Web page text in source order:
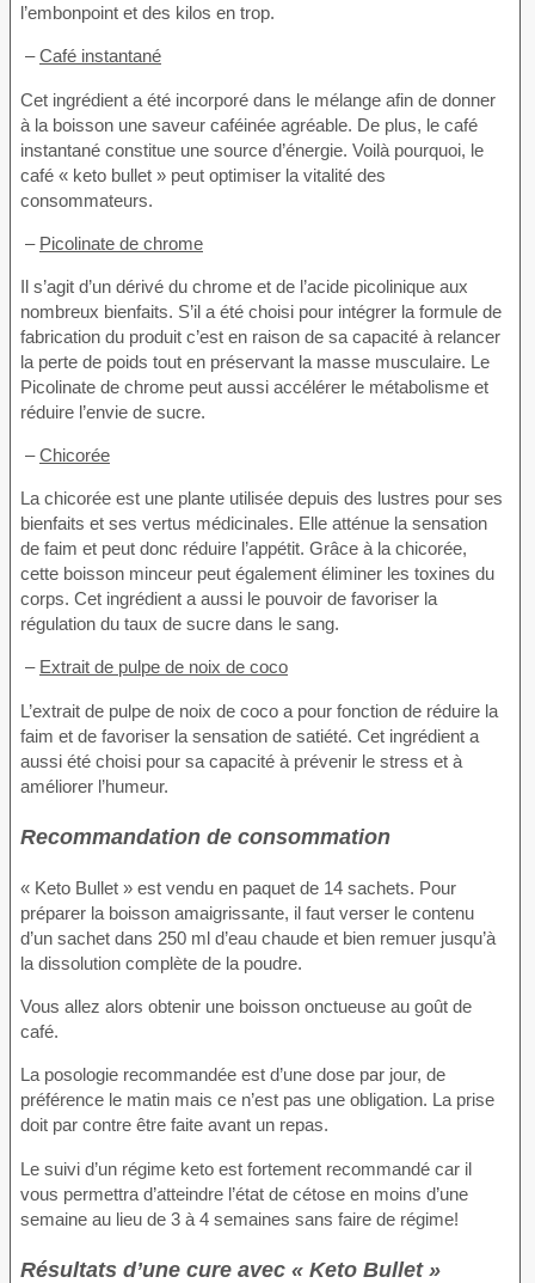
l’embonpoint et des kilos en trop.
–Café instantané
Cet ingrédient a été incorporé dans le mélange afin de donner
à la boisson une saveur caféinée agréable. De plus, le café
instantané constitue une source d’énergie. Voilà pourquoi, le
café « keto bullet » peut optimiser la vitalité des
consommateurs.
– Picolinate de chrome
Il s’agit d’un dérivé du chrome et de l’acide picolinique aux
nombreux bienfaits. S’il a été choisi pour intégrer la formule de
fabrication du produit c’est en raison de sa capacité à relancer
la perte de poids tout en préservant la masse musculaire. Le
Picolinate de chrome peut aussi accélérer le métabolisme et
réduire l’envie de sucre.
–Chicorée
La chicorée est une plante utilisée depuis des lustres pour ses
bienfaits et ses vertus médicinales. Elle atténue la sensation
de faim et peut donc réduire l’appétit. Grâce à la chicorée,
cette boisson minceur peut également éliminer les toxines du
corps. Cet ingrédient a aussi le pouvoir de favoriser la
régulation du taux de sucre dans le sang.
– Extrait de pulpe de noix de coco
L’extrait de pulpe de noix de coco a pour fonction de réduire la
faim et de favoriser la sensation de satiété. Cet ingrédient a
aussi été choisi pour sa capacité à prévenir le stress et à
améliorer l’humeur.
Recommandation de consommation
« Keto Bullet » est vendu en paquet de 14 sachets. Pour
préparer la boisson amaigrissante, il faut verser le contenu
d’un sachet dans 250 ml d’eau chaude et bien remuer jusqu’à
la dissolution complète de la poudre.
Vous allez alors obtenir une boisson onctueuse au goût de
café.
La posologie recommandée est d’une dose par jour, de
préférence le matin mais ce n’est pas une obligation. La prise
doit par contre être faite avant un repas.
Le suivi d’un régime keto est fortement recommandé car il
vous permettra d’atteindre l’état de cétose en moins d’une
semaine au lieu de 3 à 4 semaines sans faire de régime!
Résultats d’une cure avec « Keto Bullet »